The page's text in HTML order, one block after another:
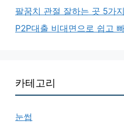
팔꿈치 관절 잘하는 곳 5가
P2P대출 비대면으로 쉽고
카테고리
눈썹